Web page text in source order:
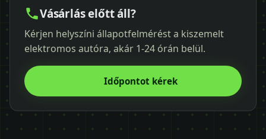
Vásárlás előtt áll?
Kérjen helyszíni állapotfelmérést a kiszemelt
elektromos autóra, akár 1-24 órán belül.
Időpontot kérek